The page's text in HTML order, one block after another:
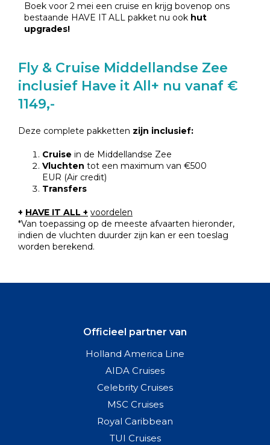
Boek voor 2 mei een cruise en krijg bovenop ons
bestaande HAVE IT ALL pakket nu ook hut
upgrades!
Fly & Cruise Middellandse Zee
inclusief Have it All+ nu vanaf €
1149,-
Deze complete pakketten zijn inclusief:
Cruise in de Middellandse Zee
Vluchten tot een maximum van €500
EUR (Air credit)
Transfers
+ HAVE IT ALL + voordelen
*Van toepassing op de meeste afvaarten hieronder,
indien de vluchten duurder zijn kan er een toeslag
worden berekend.
Officieel partner van
Holland America Line
AIDA Cruises
Celebrity Cruises
MSC Cruises
Royal Caribbean
TUI Cruises